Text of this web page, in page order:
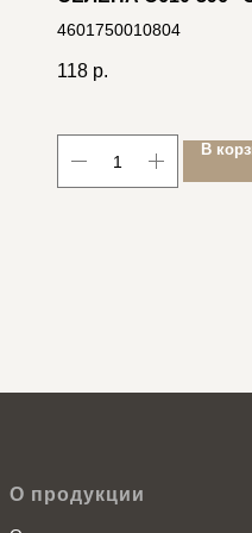
1-КЛ. СЛОНОВАЯ
4601750010804
118 р.
В
О продукции